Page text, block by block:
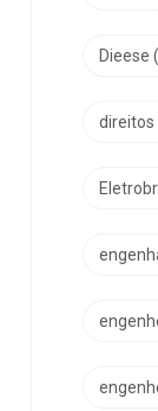
Dieese
direitos